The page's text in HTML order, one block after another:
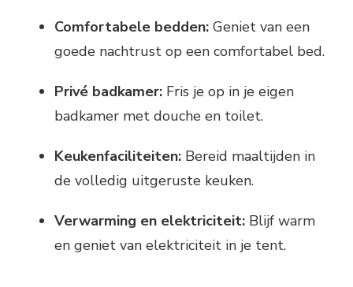
Comfortabele bedden: Geniet van een
goede nachtrust op een comfortabel bed.
Privé badkamer: Fris je op in je eigen
badkamer met douche en toilet.
Keukenfaciliteiten: Bereid maaltijden in
de volledig uitgeruste keuken.
Verwarming en elektriciteit: Blijf warm
en geniet van elektriciteit in je tent.